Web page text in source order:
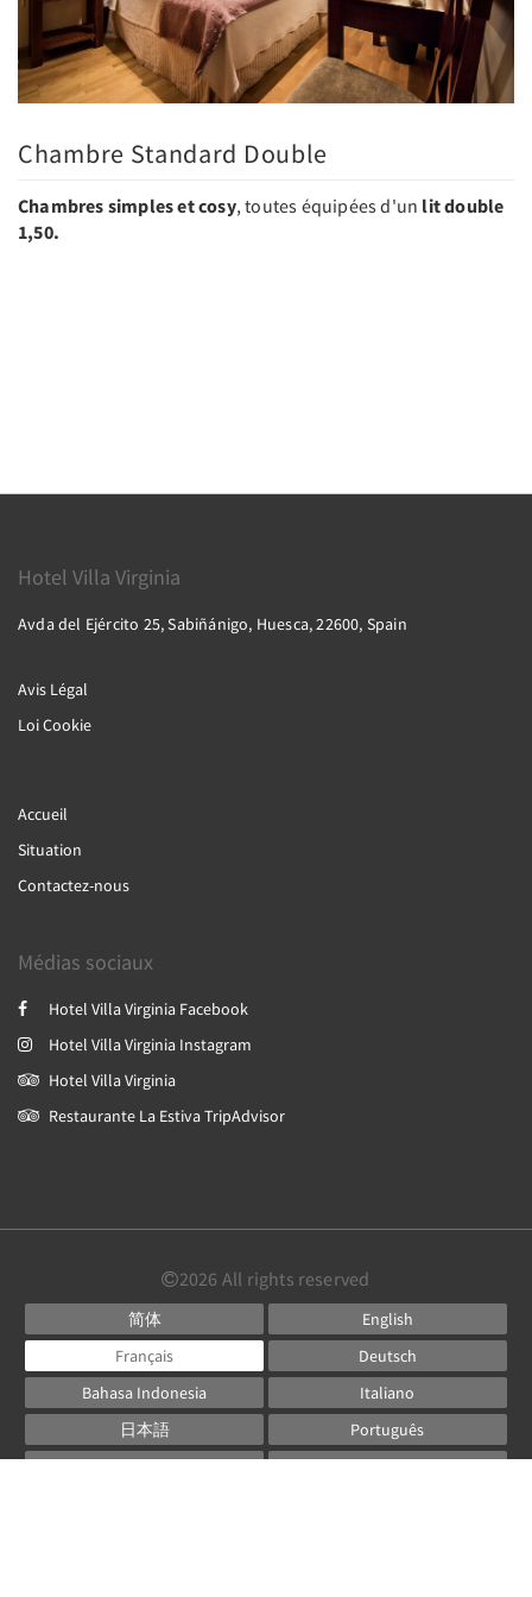
Chambre Standard Double
Chambres simples et cosy, toutes équipées d'un lit double
1,50.
Hotel Villa Virginia
Avda del Ejército 25, Sabiñánigo, Huesca, 22600, Spain
Avis Légal
Loi Cookie
Accueil
Situation
Contactez-nous
Médias sociaux
Hotel Villa Virginia Facebook
Hotel Villa Virginia Instagram
Hotel Villa Virginia
Restaurante La Estiva TripAdvisor
2026 All rights reserved
简体
English
Français
Deutsch
Bahasa Indonesia
Italiano
日本語
Português
Русский
Español